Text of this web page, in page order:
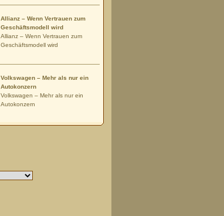
Allianz – Wenn Vertrauen zum
Geschäftsmodell wird
Allianz – Wenn Vertrauen zum
Geschäftsmodell wird
Volkswagen – Mehr als nur ein
Autokonzern
Volkswagen – Mehr als nur ein
Autokonzern